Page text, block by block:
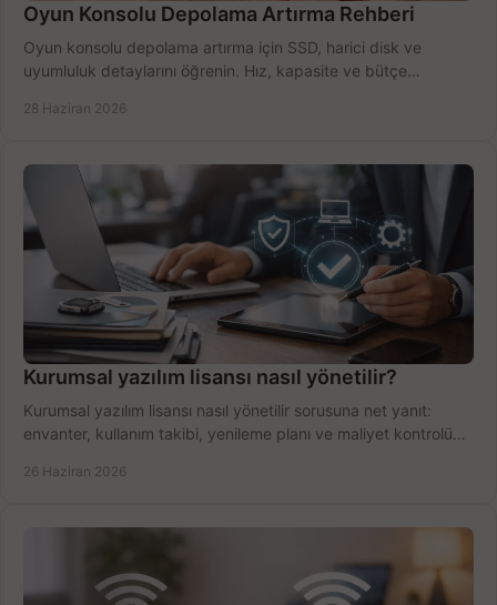
Oyun Konsolu Depolama Artırma Rehberi
Oyun konsolu depolama artırma için SSD, harici disk ve
uyumluluk detaylarını öğrenin. Hız, kapasite ve bütçe
28 Haziran 2026
Kurumsal yazılım lisansı nasıl yönetilir?
Kurumsal yazılım lisansı nasıl yönetilir sorusuna net yanıt:
envanter, kullanım takibi, yenileme planı ve maliyet kontrolü
26 Haziran 2026